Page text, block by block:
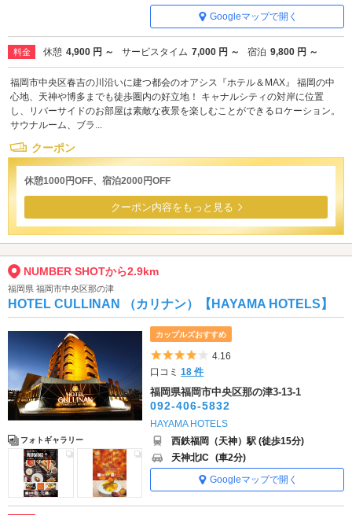
Googleマップで開く
料金 休憩 4,900 円 ～ サービスタイム 7,000 円 ～ 宿泊 9,800 円 ～
福岡市中央区春吉の川沿いに建つ都会のオアシス『ホテル＆MAX』 福岡の中
心地、天神や博多までも徒歩圏内の好立地！ キャナルシティの対岸に位置
し、リバーサイドのお部屋は素敵な夜景を楽しむことができるロケーション。
サウナルーム、ブラ...
クーポン
休憩1000円OFF、宿泊2000円OFF
クーポン内容をもっと見る
NUMBER SHOTから2.9km
福岡県 福岡市中央区那の津
HOTEL CULLINAN （カリナン）【HAYAMA HOTELS】
フォトギャラリー
カップルズおすすめ
5つ星のうち4
4.16
口コミ18 件
福岡県福岡市中央区那の津3-13-1
092-406-5832
HAYAMA HOTELS
西鉄福岡（天神）駅 (徒歩15分)
天神北IC (車2分)
Googleマップで開く